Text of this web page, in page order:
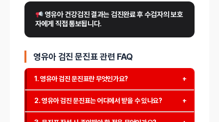
영유아 건강검진 결과는 검진완료 후 수검자의 보호
자에게 직접 통보됩니다.
영유아 검진 문진표 관련 FAQ
1. 영유아 검진 문진표란 무엇인가요?
영유아 검진 문진표는 국가 건강검진 프로그램의 일환으
류입니다. 이 문진표는 검진 시 의사와의 상담에 활용되
2. 영유아 검진 문진표는 어디에서 받을 수 있나요?
영유아 검진 문진표는 건강보험공단(NHIS) 홈페이지에